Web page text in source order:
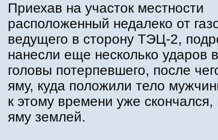
Приехав на участок местности
расположенный недалеко от
ведущего в сторону ТЭЦ-2,
нанесли еще несколько ударов
головы потерпевшего, после
яму, куда положили тело
к этому времени уже скончался,
яму землей.